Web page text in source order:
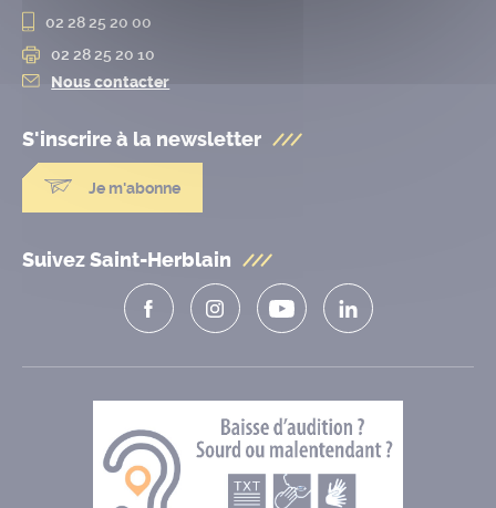
02 28 25 20 00
02 28 25 20 10
Nous contacter
S'inscrire à la newsletter
Je m'abonne
Suivez Saint-Herblain